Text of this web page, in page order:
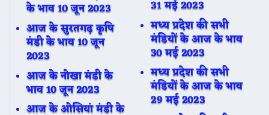
के भाव 10 जून 2023
आज के सुरतगढ़ कृषि
मंडी के भाव 10 जून
2023
आज के नोखा मंडी के
भाव 10 जून 2023
आज के ओसियां मंडी के
31 मई 2023
मध्य प्रदेश की सभी
मंडियों के आज के भाव
30 मई 2023
मध्य प्रदेश की सभी
मंडियों के आज के भाव
29 मई 2023